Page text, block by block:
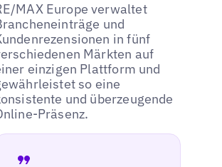
MAX Europe verwaltet
und
in fünf
Märkten auf
einzigen Plattform und
so eine
und überzeugende
Präsenz.